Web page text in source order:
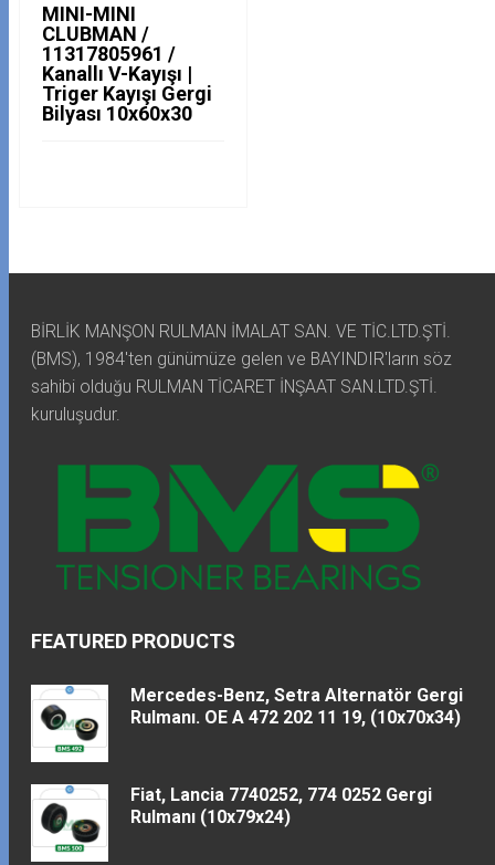
MINI-MINI
CLUBMAN /
11317805961 /
Kanallı V-Kayışı |
Triger Kayışı Gergi
Bilyası 10x60x30
BİRLİK MANŞON RULMAN İMALAT SAN. VE TİC.LTD.ŞTİ.
(BMS), 1984'ten günümüze gelen ve BAYINDIR'ların söz
sahibi olduğu RULMAN TİCARET İNŞAAT SAN.LTD.ŞTİ.
kuruluşudur.
FEATURED PRODUCTS
Mercedes-Benz, Setra Alternatör Gergi
Rulmanı. OE A 472 202 11 19, (10x70x34)
Fiat, Lancia 7740252, 774 0252 Gergi
Rulmanı (10x79x24)